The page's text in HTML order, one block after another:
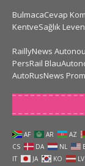
BulmacaCevap
KentveSağlık
RaillyNews
PersRail
AutoRusNews
AF AR AZ
CS
DA NL
IT
JA KO LV